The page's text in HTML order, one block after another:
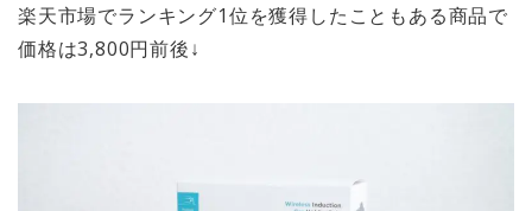
楽天市場でランキング1位を獲得したこともある商品で
価格は3,800円前後↓